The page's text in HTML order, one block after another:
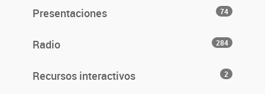
Presentaciones 74
Radio 284
Recursos interactivos 2